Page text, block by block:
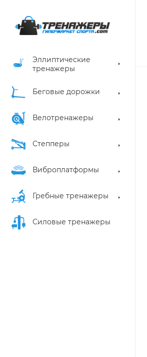
Эллиптические
тренажеры
Беговые дорожки
Велотренажеры
Степперы
Виброплатформы
Гребные тренажеры
Силовые тренажеры